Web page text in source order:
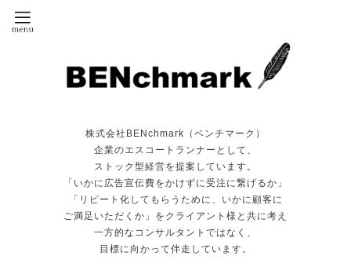
株式会社BENchmark（ベンチマーク）
企業のエスコートランナーとして、
ストック型経営を提案しています。
「いかに広告宣伝費をかけずに受注に繋げるか」
「リピート化してもらうために、いかに顧客に
ご満足いただくか」をクライアント様と共に考え
一方的なコンサルタントではなく、
目標に向かって伴走しています。